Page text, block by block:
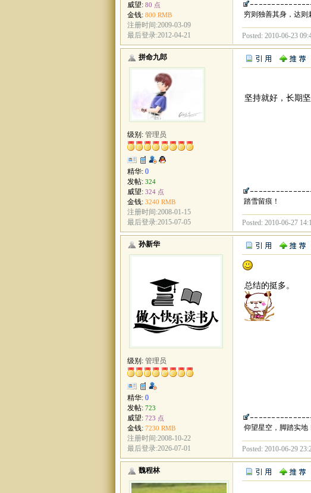
威望: 80 点
金钱: 800 RMB
注册时间:2009-03-09
最后登录:2012-04-21
穷则独善其身，达则
Posted: 2010-06-23
拼命九郎
级别: 管理员
精华: 0
发帖: 324
威望: 324 点
金钱: 3240 RMB
注册时间:2008-01-15
最后登录:2015-07-05
坚持就好，长期坚
踏雪留痕！
Posted: 2010-06-27
孙新华
级别: 管理员
精华: 0
发帖: 723
威望: 723 点
金钱: 7230 RMB
注册时间:2008-10-22
最后登录:2026-07-01
总结的挺多。
仰望星空，脚踏实地
Posted: 2010-06-29
魏程林